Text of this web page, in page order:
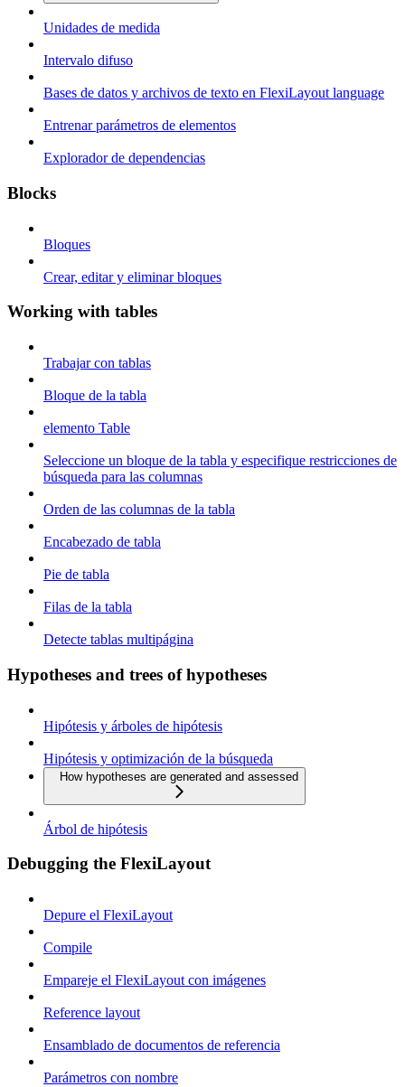
Unidades de medida
Intervalo difuso
Bases de datos y archivos de texto en FlexiLayout language
Entrenar parámetros de elementos
Explorador de dependencias
Blocks
Bloques
Crear, editar y eliminar bloques
Working with tables
Trabajar con tablas
Bloque de la tabla
elemento Table
Seleccione un bloque de la tabla y especifique restricciones de
búsqueda para las columnas
Orden de las columnas de la tabla
Encabezado de tabla
Pie de tabla
Filas de la tabla
Detecte tablas multipágina
Hypotheses and trees of hypotheses
Hipótesis y árboles de hipótesis
Hipótesis y optimización de la búsqueda
How hypotheses are generated and assessed
Árbol de hipótesis
Debugging the FlexiLayout
Depure el FlexiLayout
Compile
Empareje el FlexiLayout con imágenes
Reference layout
Ensamblado de documentos de referencia
Parámetros con nombre